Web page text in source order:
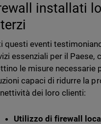
installati
questi eventi
essenziali per il Paese,
le misure necessarie
capaci di ridurre la
dei loro clienti:
Utilizzo di firewall